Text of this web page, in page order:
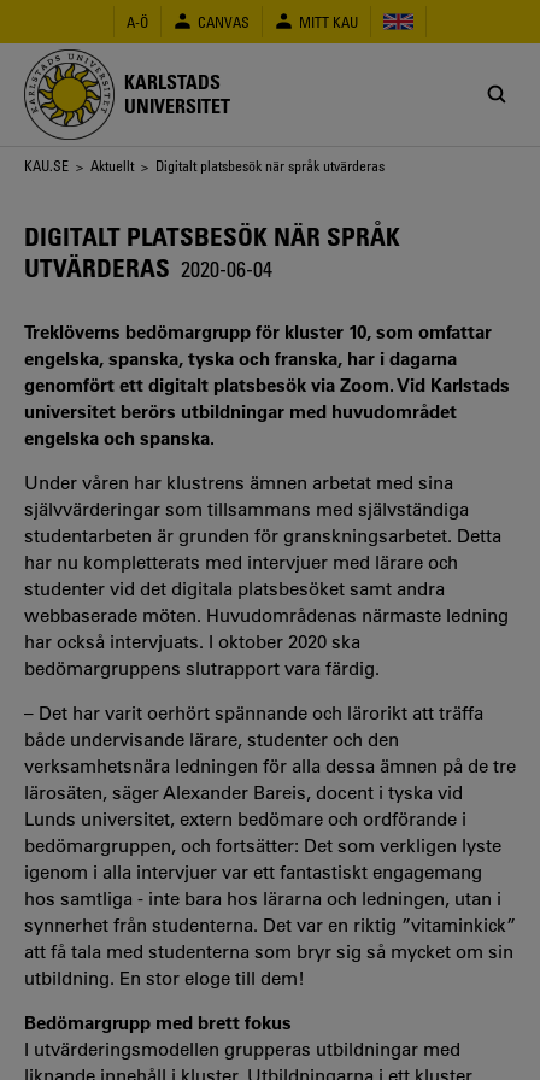
huvudinnehåll
A-Ö CANVAS MITT KAU
KARLSTADS
UNIVERSITET
Länkstig
KAU.SE > Aktuellt > Digitalt platsbesök när språk utvärderas
DIGITALT PLATSBESÖK NÄR SPRÅK
UTVÄRDERAS 2020-06-04
Treklöverns bedömargrupp för kluster 10, som omfattar
engelska, spanska, tyska och franska, har i dagarna
genomfört ett digitalt platsbesök via Zoom. Vid Karlstads
universitet berörs utbildningar med huvudområdet
engelska och spanska.
Under våren har klustrens ämnen arbetat med sina
självvärderingar som tillsammans med självständiga
studentarbeten är grunden för granskningsarbetet. Detta
har nu kompletterats med intervjuer med lärare och
studenter vid det digitala platsbesöket samt andra
webbaserade möten. Huvudområdenas närmaste ledning
har också intervjuats. I oktober 2020 ska
bedömargruppens slutrapport vara färdig.
– Det har varit oerhört spännande och lärorikt att träffa
både undervisande lärare, studenter och den
verksamhetsnära ledningen för alla dessa ämnen på de tre
lärosäten, säger Alexander Bareis, docent i tyska vid
Lunds universitet, extern bedömare och ordförande i
bedömargruppen, och fortsätter: Det som verkligen lyste
igenom i alla intervjuer var ett fantastiskt engagemang
hos samtliga - inte bara hos lärarna och ledningen, utan i
synnerhet från studenterna. Det var en riktig ”vitaminkick”
att få tala med studenterna som bryr sig så mycket om sin
utbildning. En stor eloge till dem!
Bedömargrupp med brett fokus
I utvärderingsmodellen grupperas utbildningar med
liknande innehåll i kluster. Utbildningarna i ett kluster